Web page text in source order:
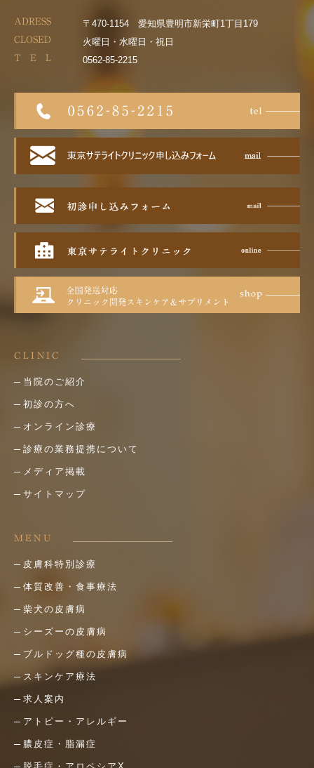
ADRESS 〒470-1154 愛知県豊明市新栄町1丁目179
CLOSED 火曜日・水曜日・祝日
T E L 0562-85-2215
CLINIC
当院のご紹介
初診の方へ
オンライン診療
診療の業務提携について
メディア掲載
サイトマップ
MENU
皮膚科特別診療
体質改善・食事療法
柴犬の皮膚病
シーズーの皮膚病
ブルドッグ種の皮膚病
スキンケア療法
求人案内
アトピー・アレルギー
膿皮症・脂漏症